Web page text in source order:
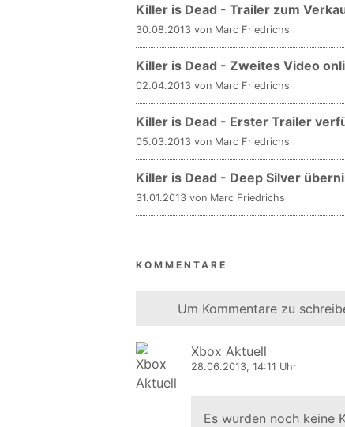
Killer is Dead - Trailer zum
30.08.2013 von Marc Friedrichs
Killer is Dead - Zweites Video
02.04.2013 von Marc Friedrichs
Killer is Dead - Erster Trailer
05.03.2013 von Marc Friedrichs
Killer is Dead - Deep Silver
31.01.2013 von Marc Friedrichs
KOMMENTARE
Um Kommentare zu
Xbox Aktuell
28.06.2013, 14:11 Uhr
Es wurden noch keine